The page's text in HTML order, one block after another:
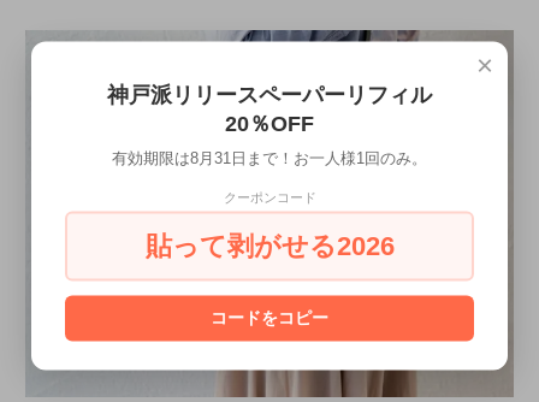
×
神戸派リリースペーパーリフィル
20％OFF
有効期限は8月31日まで！お一人様1回のみ。
クーポンコード
貼って剥がせる2026
コードをコピー